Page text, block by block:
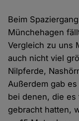
Beim
Münchehagen
Vergleich zu uns
auch nicht viel
Nilpferde,
Außerdem gab
bei denen, die es
gebracht hatten,